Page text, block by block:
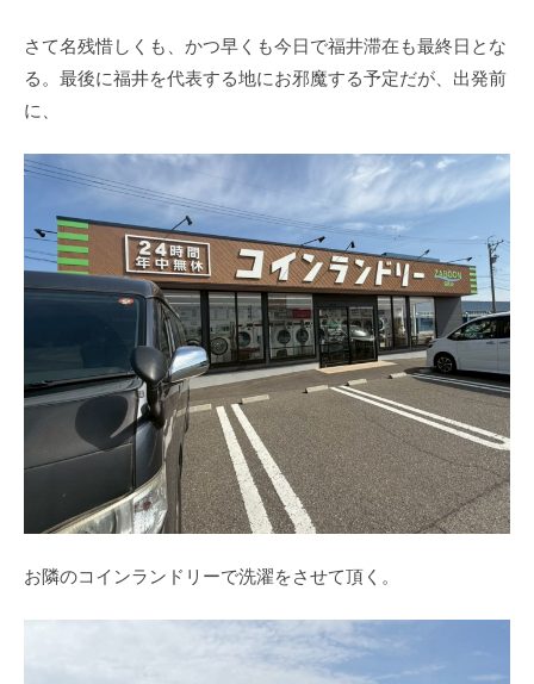
さて名残惜しくも、かつ早くも今日で福井滞在も最終日とな
る。最後に福井を代表する地にお邪魔する予定だが、出発前
に、
お隣のコインランドリーで洗濯をさせて頂く。